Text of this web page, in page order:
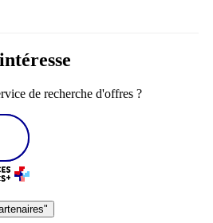
de recherche d'offres ?